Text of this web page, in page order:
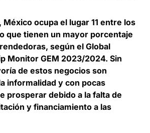
ocupa el lugar 11 entre los
que tienen un mayor porcentaje
según el Global
Monitor GEM 2023/2024. Sin
de estos negocios son
informalidad y con pocas
prosperar debido a la falta de
y financiamiento a las